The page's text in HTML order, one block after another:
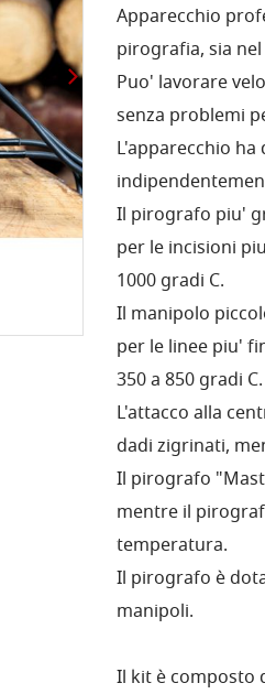
Apparecchio
pirografia, sia
Puo' lavorare
senza problemi
L'apparecchio
Il pirografo piu'
per le incisioni
1000 gradi C.
Il manipolo
per le linee piu'
350 a 850 gradi C.
L'attacco alla
dadi zigrinati,
Il pirografo
mentre il
temperatura.
Il pirografo è
manipoli.
Il kit è composto